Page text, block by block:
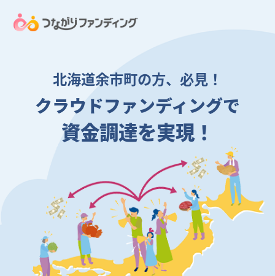
北海道余市町の方、必見！
クラウドファンディングで
資金調達を実現！